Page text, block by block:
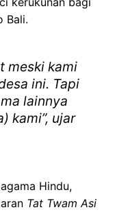
Bali.
meski kami
ini. Tapi
lainnya
kami”, ujar
Hindu,
Tat Twam Asi